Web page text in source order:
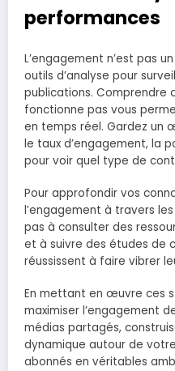
performances
L’engagement n’est pas
outils d’analyse pour
publications. Comprendre
fonctionne pas vous
en temps réel. Gardez un
le taux d’engagement, la
pour voir quel type de
Pour approfondir vos
l’engagement à travers
pas à consulter des
et à suivre des études de
réussissent à faire vibrer
En mettant en œuvre ces
maximiser l’engagement
médias partagés,
dynamique autour de
abonnés en véritables